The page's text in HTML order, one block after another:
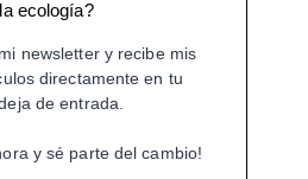
la ecología?
newsletter y recibe mis
directamente en tu
de entrada.
y sé parte del cambio!